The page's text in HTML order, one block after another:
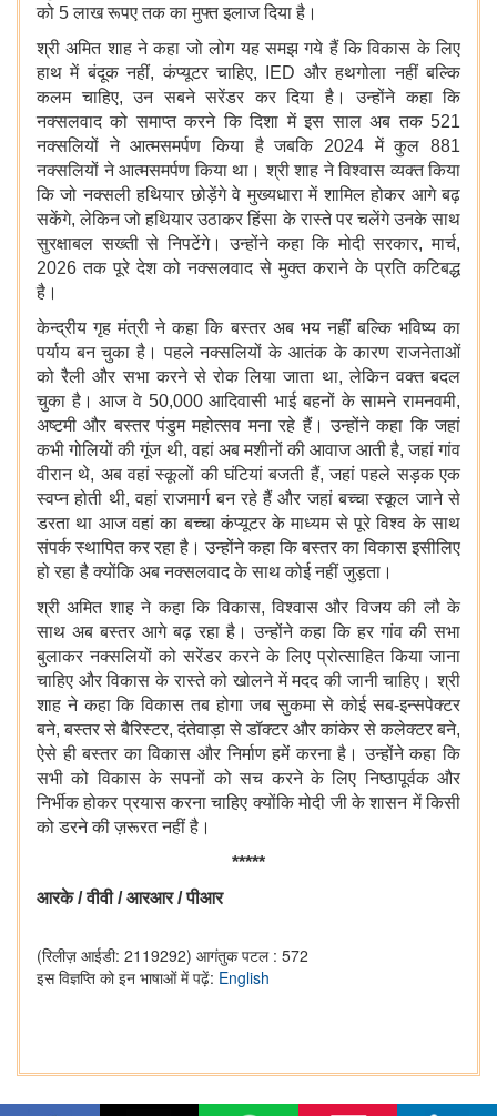
को 5 लाख रूपए तक का मुफ्त इलाज दिया है।
श्री अमित शाह ने कहा जो लोग यह समझ गये हैं कि विकास के लिए
हाथ में बंदूक नहीं, कंप्यूटर चाहिए, IED और हथगोला नहीं बल्कि
कलम चाहिए, उन सबने सरेंडर कर दिया है। उन्होंने कहा कि
नक्सलवाद को समाप्त करने कि दिशा में इस साल अब तक 521
नक्सलियों ने आत्मसमर्पण किया है जबकि 2024 में कुल 881
नक्सलियों ने आत्मसमर्पण किया था। श्री शाह ने विश्वास व्यक्त किया
कि जो नक्सली हथियार छोड़ेंगे वे मुख्यधारा में शामिल होकर आगे बढ़
सकेंगे, लेकिन जो हथियार उठाकर हिंसा के रास्ते पर चलेंगे उनके साथ
सुरक्षाबल सख्ती से निपटेंगे। उन्होंने कहा कि मोदी सरकार, मार्च,
2026 तक पूरे देश को नक्सलवाद से मुक्त कराने के प्रति कटिबद्ध
है।
केन्द्रीय गृह मंत्री ने कहा कि बस्तर अब भय नहीं बल्कि भविष्य का
पर्याय बन चुका है। पहले नक्सलियों के आतंक के कारण राजनेताओं
को रैली और सभा करने से रोक लिया जाता था, लेकिन वक्त बदल
चुका है। आज वे 50,000 आदिवासी भाई बहनों के सामने रामनवमी,
अष्टमी और बस्तर पंडुम महोत्सव मना रहे हैं। उन्होंने कहा कि जहां
कभी गोलियों की गूंज थी, वहां अब मशीनों की आवाज आती है, जहां गांव
वीरान थे, अब वहां स्कूलों की घंटियां बजती हैं, जहां पहले सड़क एक
स्वप्न होती थी, वहां राजमार्ग बन रहे हैं और जहां बच्चा स्कूल जाने से
डरता था आज वहां का बच्चा कंप्यूटर के माध्यम से पूरे विश्व के साथ
संपर्क स्थापित कर रहा है। उन्होंने कहा कि बस्तर का विकास इसीलिए
हो रहा है क्योंकि अब नक्सलवाद के साथ कोई नहीं जुड़ता।
श्री अमित शाह ने कहा कि विकास, विश्वास और विजय की लौ के
साथ अब बस्तर आगे बढ़ रहा है। उन्होंने कहा कि हर गांव की सभा
बुलाकर नक्सलियों को सरेंडर करने के लिए प्रोत्साहित किया जाना
चाहिए और विकास के रास्ते को खोलने में मदद की जानी चाहिए। श्री
शाह ने कहा कि विकास तब होगा जब सुकमा से कोई सब-इन्सपेक्टर
बने, बस्तर से बैरिस्टर, दंतेवाड़ा से डॉक्टर और कांकेर से कलेक्टर बने,
ऐसे ही बस्तर का विकास और निर्माण हमें करना है। उन्होंने कहा कि
सभी को विकास के सपनों को सच करने के लिए निष्ठापूर्वक और
निर्भीक होकर प्रयास करना चाहिए क्योंकि मोदी जी के शासन में किसी
को डरने की ज़रूरत नहीं है।
*****
आरके/वीवी/ आरआर / पीआर
(रिलीज़ आईडी: 2119292) आगंतुक पटल : 572
इस विज्ञप्ति को इन भाषाओं में पढ़ें: English